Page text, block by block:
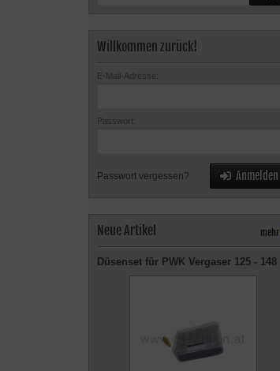
Willkommen zurück!
E-Mail-Adresse:
Passwort:
Passwort vergessen? Anmelden
Neue Artikel mehr
Düsenset für PWK Vergaser 125 - 148